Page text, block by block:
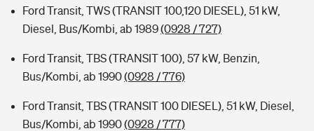
Ford Transit, TWS (TRANSIT 100,120 DIESEL), 51 kW,
Diesel, Bus/Kombi, ab 1989(0928 / 727)
Ford Transit, TBS (TRANSIT 100), 57 kW, Benzin,
Bus/Kombi, ab 1990(0928 / 776)
Ford Transit, TBS (TRANSIT 100 DIESEL), 51 kW, Diesel,
Bus/Kombi, ab 1990(0928 / 777)